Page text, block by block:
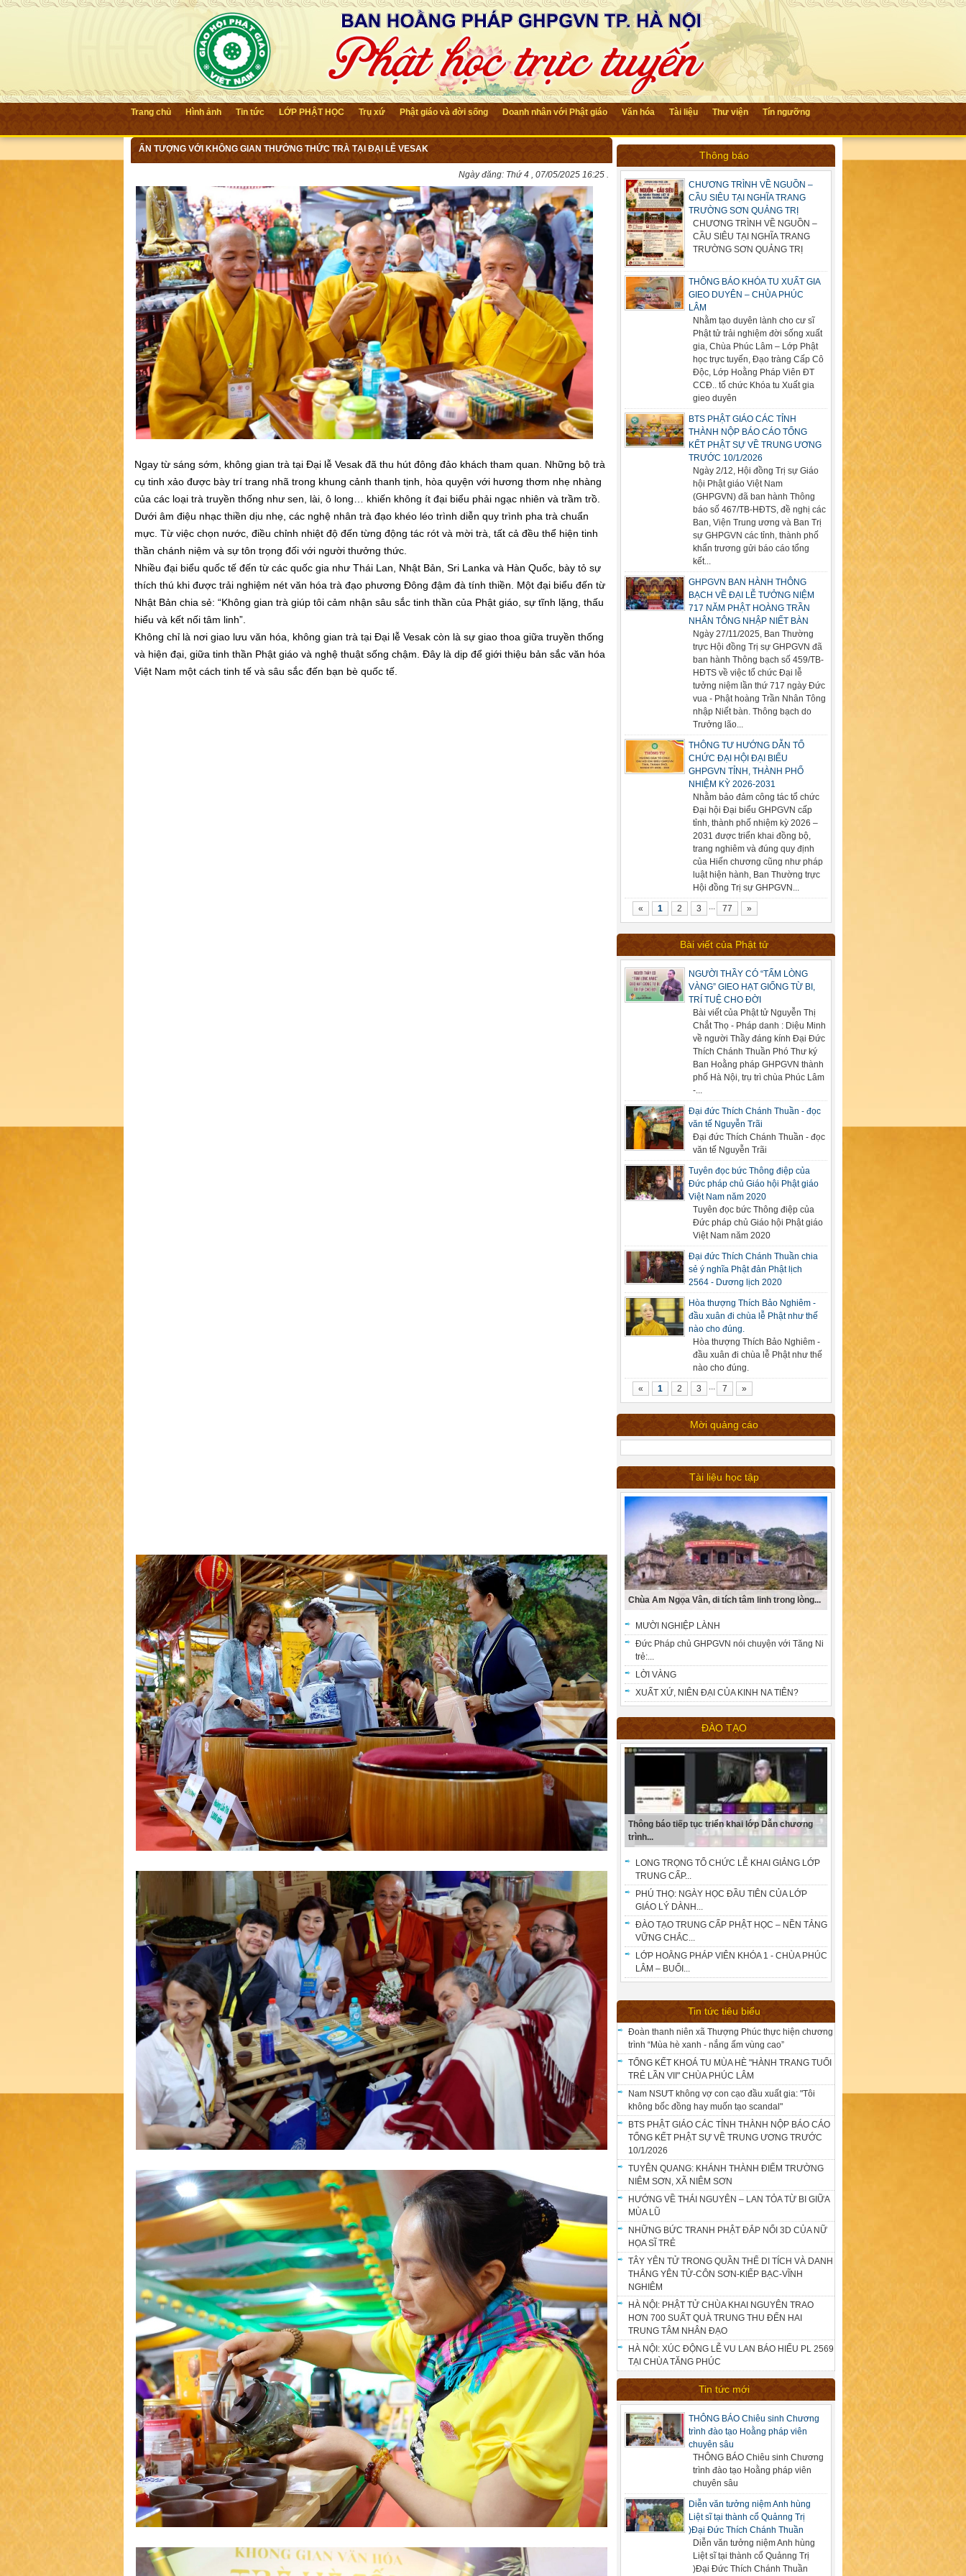
Trang chủ Hình ảnh Tin tức LỚP PHẬT HỌC Trụ xứ Phật giáo và đời sống Doanh nhân với Phật giáo Văn hóa Tài liệu Thư viện Tín ngưỡng
ẤN TƯỢNG VỚI KHÔNG GIAN THƯỞNG THỨC TRÀ TẠI ĐẠI LỄ VESAK
Ngày đăng: Thứ 4 , 07/05/2025 16:25 .
Ngay từ sáng sớm, không gian trà tại Đại lễ Vesak đã thu hút đông đảo khách tham quan. Những bộ trà
cụ tinh xảo được bày trí trang nhã trong khung cảnh thanh tịnh, hòa quyện với hương thơm nhẹ nhàng
của các loại trà truyền thống như sen, lài, ô long… khiến không ít đại biểu phải ngạc nhiên và trầm trồ.
Dưới âm điệu nhạc thiền dịu nhẹ, các nghệ nhân trà đạo khéo léo trình diễn quy trình pha trà chuẩn
mực. Từ việc chọn nước, điều chỉnh nhiệt độ đến từng động tác rót và mời trà, tất cả đều thể hiện tinh
thần chánh niệm và sự tôn trọng đối với người thưởng thức.
Nhiều đại biểu quốc tế đến từ các quốc gia như Thái Lan, Nhật Bản, Sri Lanka và Hàn Quốc, bày tỏ sự
thích thú khi được trải nghiệm nét văn hóa trà đạo phương Đông đậm đà tính thiền. Một đại biểu đến từ
Nhật Bản chia sẻ: “Không gian trà giúp tôi cảm nhận sâu sắc tinh thần của Phật giáo, sự tĩnh lặng, thấu
hiểu và kết nối tâm linh”.
Không chỉ là nơi giao lưu văn hóa, không gian trà tại Đại lễ Vesak còn là sự giao thoa giữa truyền thống
và hiện đại, giữa tinh thần Phật giáo và nghệ thuật sống chậm. Đây là dịp để giới thiệu bản sắc văn hóa
Việt Nam một cách tinh tế và sâu sắc đến bạn bè quốc tế.
Thông báo
CHƯƠNG TRÌNH VỀ NGUỒN –
CẦU SIÊU TẠI NGHĨA TRANG
TRƯỜNG SƠN QUẢNG TRỊ
CHƯƠNG TRÌNH VỀ NGUỒN –
CẦU SIÊU TẠI NGHĨA TRANG
TRƯỜNG SƠN QUẢNG TRỊ
THÔNG BÁO KHÓA TU XUẤT GIA
GIEO DUYÊN – CHÙA PHÚC
LÂM
Nhằm tạo duyên lành cho cư sĩ
Phật tử trải nghiệm đời sống xuất
gia, Chùa Phúc Lâm – Lớp Phật
học trực tuyến, Đạo tràng Cấp Cô
Độc, Lớp Hoằng Pháp Viên ĐT
CCĐ.. tổ chức Khóa tu Xuất gia
gieo duyên
BTS PHẬT GIÁO CÁC TỈNH
THÀNH NỘP BÁO CÁO TỔNG
KẾT PHẬT SỰ VỀ TRUNG ƯƠNG
TRƯỚC 10/1/2026
Ngày 2/12, Hội đồng Trị sự Giáo
hội Phật giáo Việt Nam
(GHPGVN) đã ban hành Thông
báo số 467/TB-HĐTS, đề nghị các
Ban, Viện Trung ương và Ban Trị
sự GHPGVN các tỉnh, thành phố
khẩn trương gửi báo cáo tổng
kết...
GHPGVN BAN HÀNH THÔNG
BẠCH VỀ ĐẠI LỄ TƯỞNG NIỆM
717 NĂM PHẬT HOÀNG TRẦN
NHÂN TÔNG NHẬP NIẾT BÀN
Ngày 27/11/2025, Ban Thường
trực Hội đồng Trị sự GHPGVN đã
ban hành Thông bạch số 459/TB-
HĐTS về việc tổ chức Đại lễ
tưởng niệm lần thứ 717 ngày Đức
vua - Phật hoàng Trần Nhân Tông
nhập Niết bàn. Thông bạch do
Trưởng lão...
THÔNG TƯ HƯỚNG DẪN TỔ
CHỨC ĐẠI HỘI ĐẠI BIỂU
GHPGVN TỈNH, THÀNH PHỐ
NHIỆM KỲ 2026-2031
Nhằm bảo đảm công tác tổ chức
Đại hội Đại biểu GHPGVN cấp
tỉnh, thành phố nhiệm kỳ 2026 –
2031 được triển khai đồng bộ,
trang nghiêm và đúng quy định
của Hiến chương cũng như pháp
luật hiện hành, Ban Thường trực
Hội đồng Trị sự GHPGVN...
« 1 2 3 ... 77 »
Bài viết của Phật tử
NGƯỜI THẦY CÓ “TẤM LÒNG
VÀNG” GIEO HẠT GIỐNG TỪ BI,
TRÍ TUỆ CHO ĐỜI
Bài viết của Phật tử Nguyễn Thị
Chắt Thọ - Pháp danh : Diệu Minh
về người Thầy đáng kính Đại Đức
Thích Chánh Thuần Phó Thư ký
Ban Hoằng pháp GHPGVN thành
phố Hà Nội, trụ trì chùa Phúc Lâm
-...
Đại đức Thích Chánh Thuần - đọc
văn tế Nguyễn Trãi
Đại đức Thích Chánh Thuần - đọc
văn tế Nguyễn Trãi
Tuyên đọc bức Thông điệp của
Đức pháp chủ Giáo hội Phật giáo
Việt Nam năm 2020
Tuyên đọc bức Thông điệp của
Đức pháp chủ Giáo hội Phật giáo
Việt Nam năm 2020
Đại đức Thích Chánh Thuần chia
sẻ ý nghĩa Phật đản Phật lịch
2564 - Dương lịch 2020
Hòa thượng Thích Bảo Nghiêm -
đầu xuân đi chùa lễ Phật như thế
nào cho đúng.
Hòa thượng Thích Bảo Nghiêm -
đầu xuân đi chùa lễ Phật như thế
nào cho đúng.
« 1 2 3 ... 7 »
Mời quảng cáo
Tài liệu học tập
Chùa Am Ngọa Vân, di tích tâm linh trong lòng...
MƯỜI NGHIỆP LÀNH
Đức Pháp chủ GHPGVN nói chuyện với Tăng Ni
trẻ:...
LỜI VÀNG
XUẤT XỨ, NIÊN ĐẠI CỦA KINH NA TIÊN?
ĐÀO TẠO
Thông báo tiếp tục triển khai lớp Dẫn chương
trình...
LONG TRỌNG TỔ CHỨC LỄ KHAI GIẢNG LỚP
TRUNG CẤP...
PHÚ THỌ: NGÀY HỌC ĐẦU TIÊN CỦA LỚP
GIÁO LÝ DÀNH...
ĐÀO TẠO TRUNG CẤP PHẬT HỌC – NỀN TẢNG
VỮNG CHẮC...
LỚP HOẰNG PHÁP VIÊN KHÓA 1 - CHÙA PHÚC
LÂM – BUỔI...
Tin tức tiêu biểu
Đoàn thanh niên xã Thượng Phúc thực hiện chương
trình “Mùa hè xanh - nắng ấm vùng cao”
TỔNG KẾT KHOÁ TU MÙA HÈ "HÀNH TRANG TUỔI
TRẺ LẦN VII" CHÙA PHÚC LÂM
Nam NSƯT không vợ con cạo đầu xuất gia: "Tôi
không bốc đồng hay muốn tạo scandal"
BTS PHẬT GIÁO CÁC TỈNH THÀNH NỘP BÁO CÁO
TỔNG KẾT PHẬT SỰ VỀ TRUNG ƯƠNG TRƯỚC
10/1/2026
TUYÊN QUANG: KHÁNH THÀNH ĐIỂM TRƯỜNG
NIÊM SƠN, XÃ NIÊM SƠN
HƯỚNG VỀ THÁI NGUYÊN – LAN TỎA TỪ BI GIỮA
MÙA LŨ
NHỮNG BỨC TRANH PHẬT ĐẮP NỔI 3D CỦA NỮ
HỌA SĨ TRẺ
TÂY YÊN TỬ TRONG QUẦN THỂ DI TÍCH VÀ DANH
THẮNG YÊN TỬ-CÔN SƠN-KIẾP BẠC-VĨNH
NGHIÊM
HÀ NỘI: PHẬT TỬ CHÙA KHAI NGUYÊN TRAO
HƠN 700 SUẤT QUÀ TRUNG THU ĐẾN HAI
TRUNG TÂM NHÂN ĐẠO
HÀ NỘI: XÚC ĐỘNG LỄ VU LAN BÁO HIẾU PL 2569
TẠI CHÙA TĂNG PHÚC
Tin tức mới
THÔNG BÁO Chiêu sinh Chương
trình đào tạo Hoằng pháp viên
chuyên sâu
THÔNG BÁO Chiêu sinh Chương
trình đào tạo Hoằng pháp viên
chuyên sâu
Diễn văn tưởng niệm Anh hùng
Liệt sĩ tại thành cổ Quảnng Trị
)Đại Đức Thích Chánh Thuần
Diễn văn tưởng niệm Anh hùng
Liệt sĩ tại thành cổ Quảnng Trị
)Đại Đức Thích Chánh Thuần